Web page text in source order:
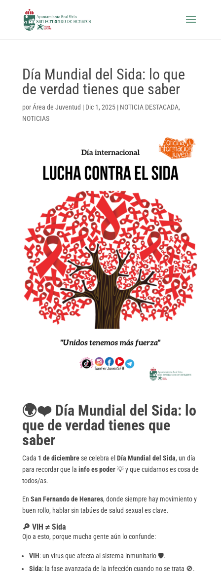
Día Mundial del Sida: lo que
de verdad tienes que saber
porÁrea de Juventud | Dic 1, 2025| NOTICIA DESTACADA,
NOTICIAS
🌍❤️ Día Mundial del Sida: lo
que de verdad tienes que
saber
Cada 1 de diciembrese celebra el Día Mundial del Sida, un día
para recordar que la info es poder💡 y que cuidarnos es cosa de
todos/as.
En San Fernando de Henares, donde siempre hay movimiento y
buen rollo, hablar sin tabúes de salud sexual es clave.
🔎 VIH ≠ Sida
Ojo a esto, porque mucha gente aún lo confunde:
VIH: un virus que afecta al sistema inmunitario 🛡️.
Sida: la fase avanzada de la infección cuando no se trata 🚫.